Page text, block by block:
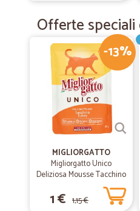
Offerte
-13%
MIGLIORGATTO
Migliorgatto Unico
Deliziosa Mousse Tacchino
1 € 1,15 €